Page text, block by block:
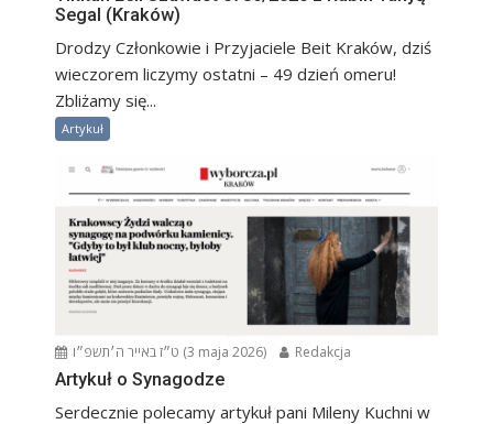
Segal (Kraków)
Drodzy Członkowie i Przyjaciele Beit Kraków, dziś
wieczorem liczymy ostatni – 49 dzień omeru!
Zbliżamy się...
Artykuł
ט״ז באייר ה׳תשפ״ו (3 maja 2026) Redakcja
Artykuł o Synagodze
Serdecznie polecamy artykuł pani Mileny Kuchni w